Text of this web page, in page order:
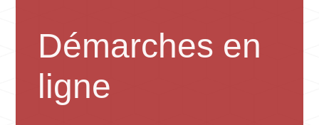
Démarches en
ligne